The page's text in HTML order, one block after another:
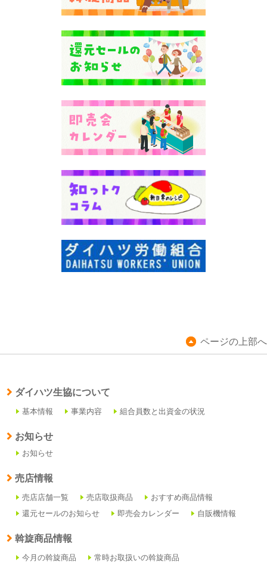
ページの上部へ
ダイハツ生協について
基本情報 事業内容 組合員数と出資金の状況
お知らせ
お知らせ
売店情報
売店店舗一覧 売店取扱商品
おすすめ商品情報
還元セールのお知らせ
即売会カレンダー 自販機情報
斡旋商品情報
今月の斡旋商品 常時お取扱いの斡旋商品